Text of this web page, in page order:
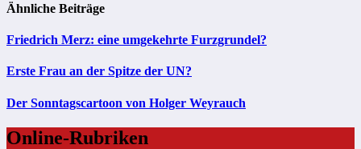
Ähnliche Beiträge
Friedrich Merz: eine umgekehrte Furzgrundel?
Erste Frau an der Spitze der UN?
Der Sonntagscartoon von Holger Weyrauch
Online-Rubriken